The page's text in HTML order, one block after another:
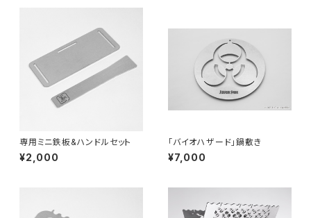
専用ミニ鉄板&ハンドルセット
¥2,000
「バイオハザード」鍋敷き
¥7,000